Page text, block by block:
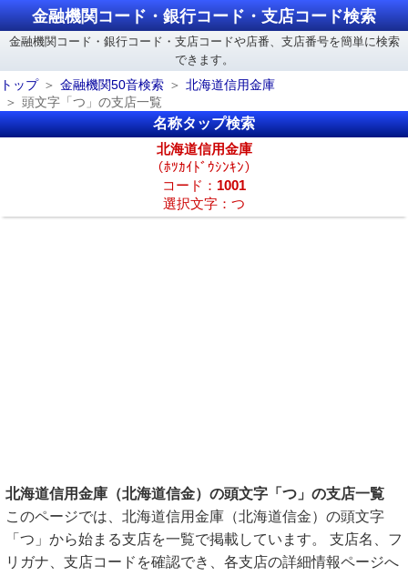
金融機関コード・銀行コード・支店コード検索
金融機関コード・銀行コード・支店コードや店番、支店番号を簡単に検索
できます。
トップ
金融機関50音検索
北海道信用金庫
頭文字「つ」の支店一覧
名称タップ検索
北海道信用金庫
（ﾎﾂｶｲﾄﾞｳｼﾝｷﾝ）
コード： 1001
選択文字：つ
北海道信用金庫（北海道信金）の頭文字「つ」の支店一覧
このページでは、北海道信用金庫（北海道信金）の頭文字
「つ」から始まる支店を一覧で掲載しています。 支店名、フ
リガナ、支店コードを確認でき、各支店の詳細情報ページへ